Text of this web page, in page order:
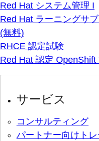
Red Hat システム管理 I
Red Hat ラーニングサ
(無料)
RHCE 認定試験
Red Hat 認定 OpenShift
サービス
コンサルティング
パートナー向けト